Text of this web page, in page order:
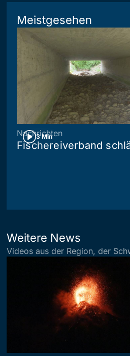
Meistgesehen
3 Min
Nachrichten
Fischereiverband
Weitere News
Videos aus der Region, der